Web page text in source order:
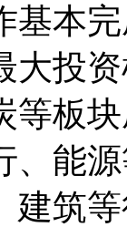
基本
大投
等板
能源
建筑